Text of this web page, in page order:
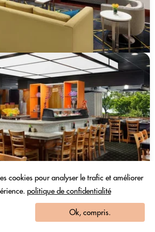
cookies pour analyser le trafic et améliorer
politique de confidentialité
Ok, compris.